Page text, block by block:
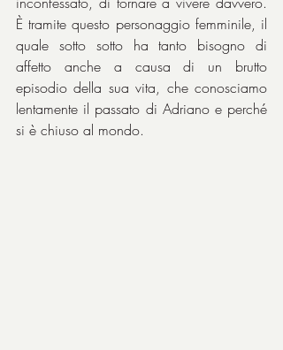
È tramite questo personaggio femminile, il
quale sotto sotto ha tanto bisogno di
affetto anche a causa di un brutto
episodio della sua vita, che conosciamo
lentamente il passato di Adriano e perché
si è chiuso al mondo.